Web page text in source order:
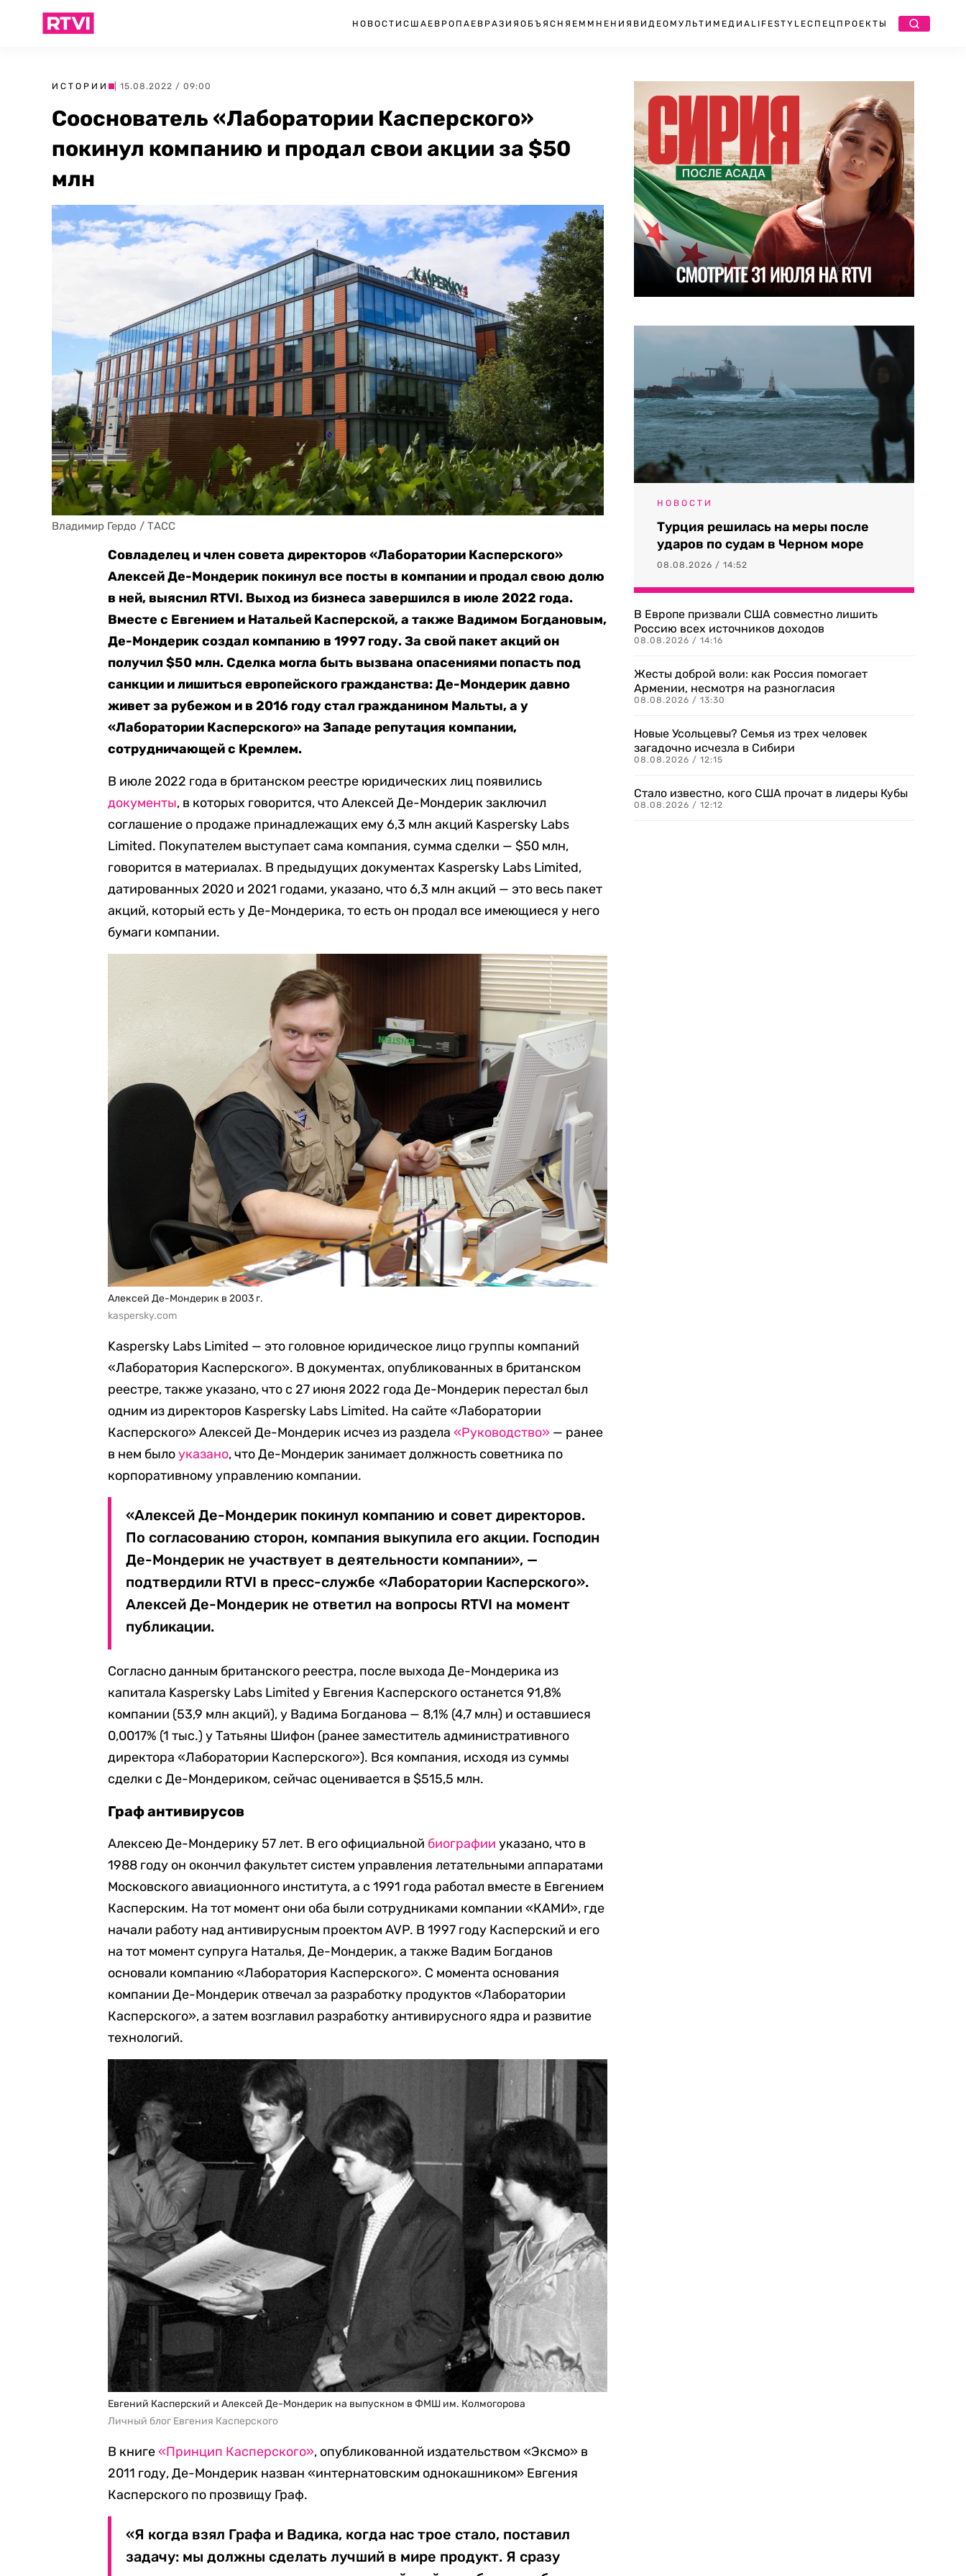
НОВОСТИ США ЕВРОПА ЕВРАЗИЯ ОБЪЯСНЯЕМ МНЕНИЯ ВИДЕО МУЛЬТИМЕДИА LIFESTYLEСПЕЦПРОЕКТЫ
ИСТОРИИ | 15.08.2022 / 09:00
Сооснователь «Лаборатории Касперского»
покинул компанию и продал свои акции за $50
млн
Владимир Гердо / ТАСС
Совладелец и член совета директоров «Лаборатории Касперского»
Алексей Де-Мондерик покинул все посты в компании и продал свою долю
в ней, выяснил RTVI. Выход из бизнеса завершился в июле 2022 года.
Вместе с Евгением и Натальей Касперской, а также Вадимом Богдановым,
Де-Мондерик создал компанию в 1997 году.За свой пакет акций он
получил $50 млн. Сделка могла быть вызвана опасениями попасть под
санкции и лишиться европейского гражданства: Де-Мондерик давно
живет за рубежом и в 2016 году стал гражданином Мальты, а у
«Лаборатории Касперского» на Западе репутация компании,
сотрудничающей с Кремлем.
В июле 2022 года в британском реестре юридических лиц появились
документы, в которых говорится, что Алексей Де-Мондерик заключил
соглашение о продаже принадлежащих ему 6,3 млн акций Kaspersky Labs
Limited. Покупателем выступает сама компания, сумма сделки — $50 млн,
говорится в материалах. В предыдущих документах Kaspersky Labs Limited,
датированных 2020 и 2021 годами, указано, что 6,3 млн акций — это весь пакет
акций, который есть у Де-Мондерика, то есть он продал все имеющиеся у него
бумаги компании.
Алексей Де-Мондерик в 2003 г.
kaspersky.com
Kaspersky Labs Limited — это головное юридическое лицо группы компаний
«Лаборатория Касперского». В документах, опубликованных в британском
реестре, также указано, что с 27 июня 2022 года Де-Мондерик перестал был
одним из директоров Kaspersky Labs Limited. На сайте «Лаборатории
Касперского» Алексей Де-Мондерик исчез из раздела «Руководство» — ранее
в нем былоуказано, что Де-Мондерик занимает должность советника по
корпоративному управлению компании.
«Алексей Де-Мондерик покинул компанию и совет директоров.
По согласованию сторон, компания выкупила его акции. Господин
Де-Мондерик не участвует в деятельности компании», —
подтвердили RTVI в пресс-службе «Лаборатории Касперского».
Алексей Де-Мондерик не ответил на вопросы RTVI на момент
публикации.
Согласно данным британского реестра, после выхода Де-Мондерика из
капитала Kaspersky Labs Limited у Евгения Касперского останется 91,8%
компании (53,9 млн акций), у Вадима Богданова — 8,1% (4,7 млн) и оставшиеся
0,0017% (1 тыс.) у Татьяны Шифон (ранее заместитель административного
директора «Лаборатории Касперского»). Вся компания, исходя из суммы
сделки с Де-Мондериком, сейчас оценивается в $515,5 млн.
Граф антивирусов
Алексею Де-Мондерику 57 лет. В его официальной биографии указано, что в
1988 году он окончил факультет систем управления летательными аппаратами
Московского авиационного института, а с 1991 года работал вместе в Евгением
Касперским. На тот момент они оба были сотрудниками компании «КАМИ», где
начали работу над антивирусным проектом AVP. В 1997 году Касперский и его
на тот момент супруга Наталья, Де-Мондерик, а также Вадим Богданов
основали компанию «Лаборатория Касперского». С момента основания
компании Де-Мондерик отвечал за разработку продуктов «Лаборатории
Касперского», а затем возглавил разработку антивирусного ядра и развитие
технологий.
Евгений Касперский и Алексей Де-Мондерик на выпускном в ФМШ им. Колмогорова
Личный блог Евгения Касперского
В книге«Принцип Касперского», опубликованной издательством «Эксмо» в
2011 году, Де-Мондерик назван «интернатовским однокашником» Евгения
Касперского по прозвищу Граф.
«Я когда взял Графа и Вадика, когда нас трое стало, поставил
задачу: мы должны сделать лучший в мире продукт. Я сразу
НОВОСТИ
Турция решилась на меры после
ударов по судам в Черном море
08.08.2026 / 14:52
В Европе призвали США совместно лишить
Россию всех источников доходов
08.08.2026 / 14:16
Жесты доброй воли: как Россия помогает
Армении, несмотря на разногласия
08.08.2026 / 13:30
Новые Усольцевы? Семья из трех человек
загадочно исчезла в Сибири
08.08.2026 / 12:15
Стало известно, кого США прочат в лидеры Кубы
08.08.2026 / 12:12